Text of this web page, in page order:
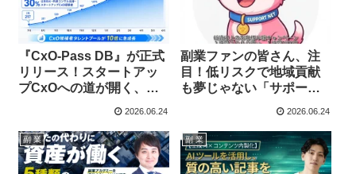
『CxO-Pass DB』が正式
リリース！スタートアッ
プCxOへの道が開く、副
2026.06.24
副業ファンの皆さん、注
目！低リスクで地域貢献
も夢じゃない「サポート
ンペーンを展開！
2026.06.24
副 業 副 業